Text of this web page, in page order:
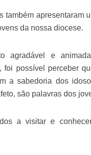
também apresentaram
da nossa diocese.
agradável e
foi possível perceber
a sabedoria dos
são palavras dos
a visitar e